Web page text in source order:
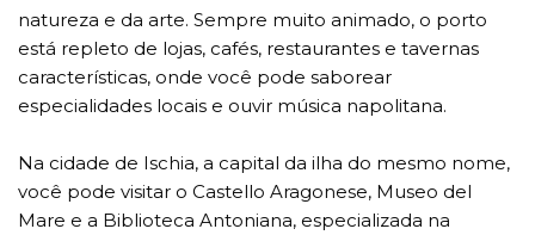
natureza e da arte. Sempre muito animado, o porto
está repleto de lojas, cafés, restaurantes e tavernas
características, onde você pode saborear
especialidades locais e ouvir música napolitana.
Na cidade de Ischia, a capital da ilha do mesmo nome,
você pode visitar o Castello Aragonese, Museo del
Mare e a Biblioteca Antoniana, especializada na